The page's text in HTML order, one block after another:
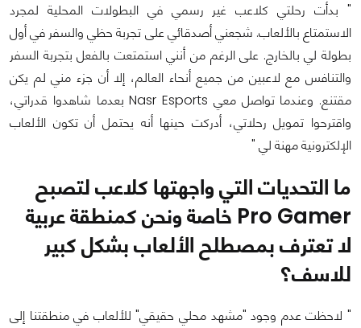
" بدأت رحلتي كلاعب غير رسمي في البطولات المحلية لمجرد
الاستمتاع بالألعاب. شجعني أصدقائي على تجربة حظي والسفر في أول
بطولة لي بالخارج. على الرغم من أنني استمتعت بالفعل بتجربة السفر
والتنافس مع لاعبين من جميع أنحاء العالم، إلا أن جزء مني لم يكن
مقتنع. وعندما تواصل معي Nasr Esports بعدما شاهدوا قدراتي،
واقترحوا تمويل رحلاتي، أدركت حينها أنه يحتمل أن تكون الألعاب
الإلكترونية مهنة لي "
ما التحديات التي واجهتها كلاعب لتصبح
Pro Gamer خاصة ونحن كمنطقة عربية
لا تعترف بمصطلح الألعاب بشكل كبير
للاسف؟
" لاحظت عدم وجود "مشهد محلي حقيقي" للألعاب في منطقتنا إلى